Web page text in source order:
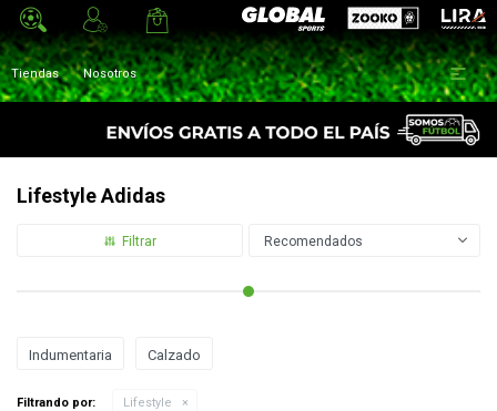
Global Sports Zooko Lira
Tiendas Nosotros 
Lifestyle Adidas
Recomendados
Indumentaria Calzado
Filtrando por: Lifestyle